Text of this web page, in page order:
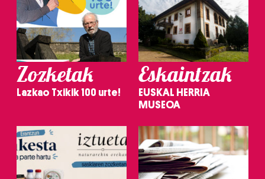
Zozketak
Lazkao Txikik 100 urte!
Eskaintzak
EUSKAL HERRIA
MUSEOA